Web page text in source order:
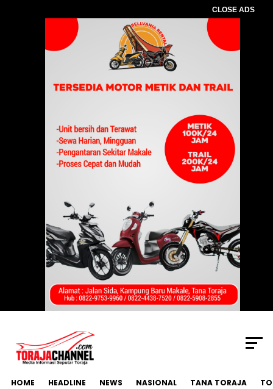
CLOSE ADS
HOME HEADLINE NEWS NASIONAL TANA TORAJA